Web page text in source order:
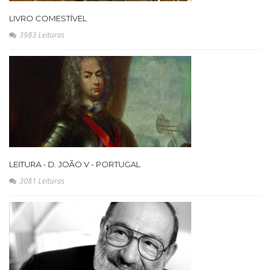
LIVRO COMESTÍVEL
3983 Leituras
LEITURA - D. JOÃO V - PORTUGAL
3081 Leituras